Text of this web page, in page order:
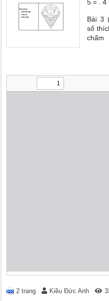
5 = . 4
Bài 3
số
chấm
2 trang Kiều Đức Anh